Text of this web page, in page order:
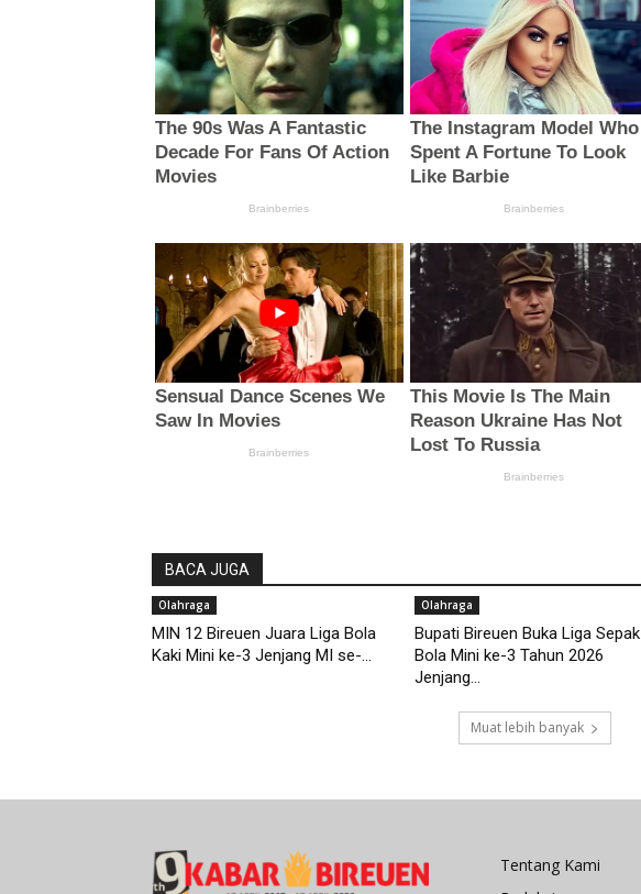
BACA JUGA
Olahraga
MIN 12 Bireuen Juara Liga Bola
Kaki Mini ke-3 Jenjang MI se-...
Olahraga
Bupati Bireuen Buka Liga Sepak
Bola Mini ke-3 Tahun 2026
Jenjang...
Muat lebih banyak
Tentang Kami